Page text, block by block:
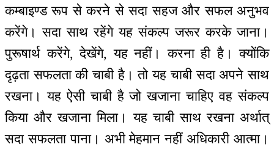
कम्बाइण्ड रूप से करने से सदा सहज और सफल अनुभव
करेंगे। सदा साथ रहेंगे यह संकल्प जरूर करके जाना।
पुरूषार्थ करेंगे, देखेंगे, यह नहीं। करना ही है। क्योंकि
दृढ़ता सफलता की चाबी है। तो यह चाबी सदा अपने साथ
रखना। यह ऐसी चाबी है जो खजाना चाहिए वह संकल्प
किया और खजाना मिला। यह चाबी साथ रखना अर्थात्
सदा सफलता पाना। अभी मेहमान नहीं अधिकारी आत्मा।